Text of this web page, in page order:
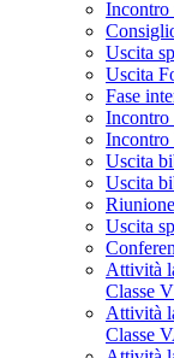
Incontro
Uscita
Uscita
Fase
Incontro
Incontro
Uscita
Uscita
Uscita
Attività
Classe
Attività
Classe